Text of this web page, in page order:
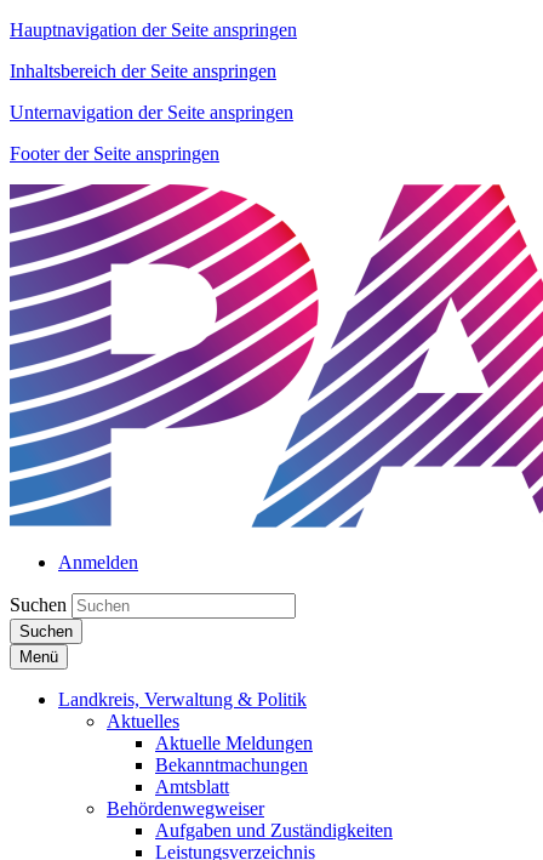
Hauptnavigation der Seite anspringen
Inhaltsbereich der Seite anspringen
Unternavigation der Seite anspringen
Footer der Seite anspringen
Anmelden
Suchen
Suchen
Menü
Landkreis, Verwaltung & Politik
Aktuelles
Aktuelle Meldungen
Bekanntmachungen
Amtsblatt
Behördenwegweiser
Aufgaben und Zuständigkeiten
Leistungsverzeichnis